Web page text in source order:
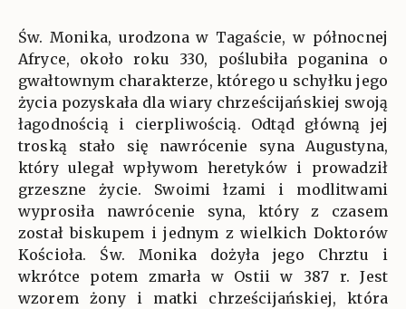
Św. Monika, urodzona w Tagaście, w północnej
Afryce, około roku 330, poślubiła poganina o
gwałtownym charakterze, którego u schyłku jego
życia pozyskała dla wiary chrześcijańskiej swoją
łagodnością i cierpliwością. Odtąd główną jej
troską stało się nawrócenie syna Augustyna,
który ulegał wpływom heretyków i prowadził
grzeszne życie. Swoimi łzami i modlitwami
wyprosiła nawrócenie syna, który z czasem
został biskupem i jednym z wielkich Doktorów
Kościoła. Św. Monika dożyła jego Chrztu i
wkrótce potem zmarła w Ostii w 387 r. Jest
wzorem żony i matki chrześcijańskiej, która